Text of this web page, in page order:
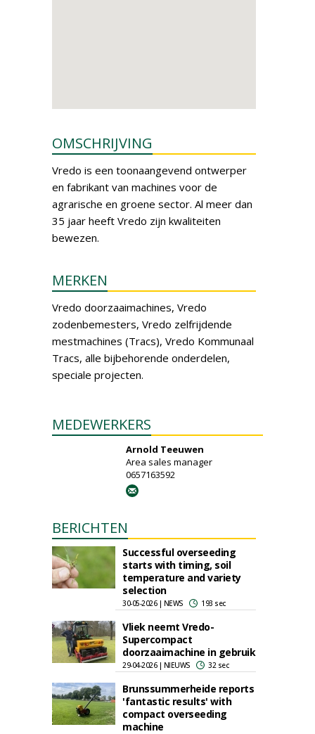
OMSCHRIJVING
Vredo is een toonaangevend ontwerper
en fabrikant van machines voor de
agrarische en groene sector. Al meer dan
35 jaar heeft Vredo zijn kwaliteiten
bewezen.
MERKEN
Vredo doorzaaimachines, Vredo
zodenbemesters, Vredo zelfrijdende
mestmachines (Tracs), Vredo Kommunaal
Tracs, alle bijbehorende onderdelen,
speciale projecten.
MEDEWERKERS
Arnold Teeuwen
Area sales manager
0657163592
BERICHTEN
Successful overseeding
starts with timing, soil
temperature and variety
selection
30-05-2026 | NEWS 193 sec
Vliek neemt Vredo-
Supercompact
doorzaaimachine in gebruik
29-04-2026 | NIEUWS 32 sec
Brunssummerheide reports
'fantastic results' with
compact overseeding
machine